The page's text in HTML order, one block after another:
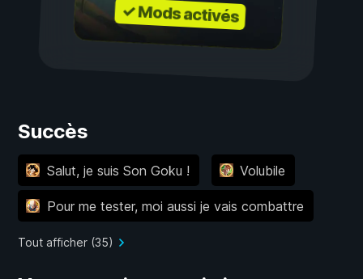
✓ Mods activés
Succès
Salut, je suis Son Goku ! Volubile
Pour me tester, moi aussi je vais combattre
Tout afficher (35)